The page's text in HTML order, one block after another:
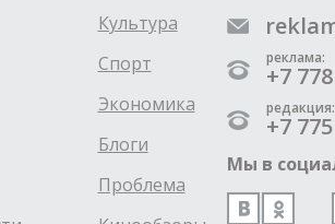
Культура
Спорт
Экономика
Блоги
Проблема
реклама:
+7
редакция:
+7
Мы в